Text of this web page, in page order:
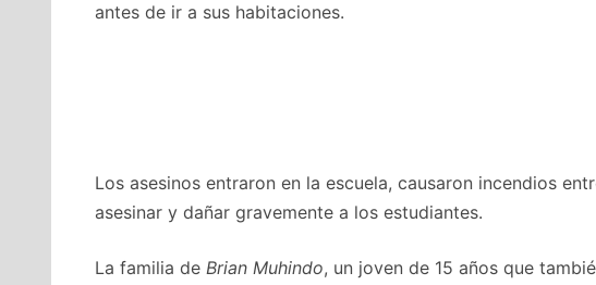
antes de ir a sus habitaciones.
Los asesinos entraron en la escuela, causaron incendios
asesinar y dañar gravemente a los estudiantes.
La familia de Brian Muhindo, un joven de 15 años que